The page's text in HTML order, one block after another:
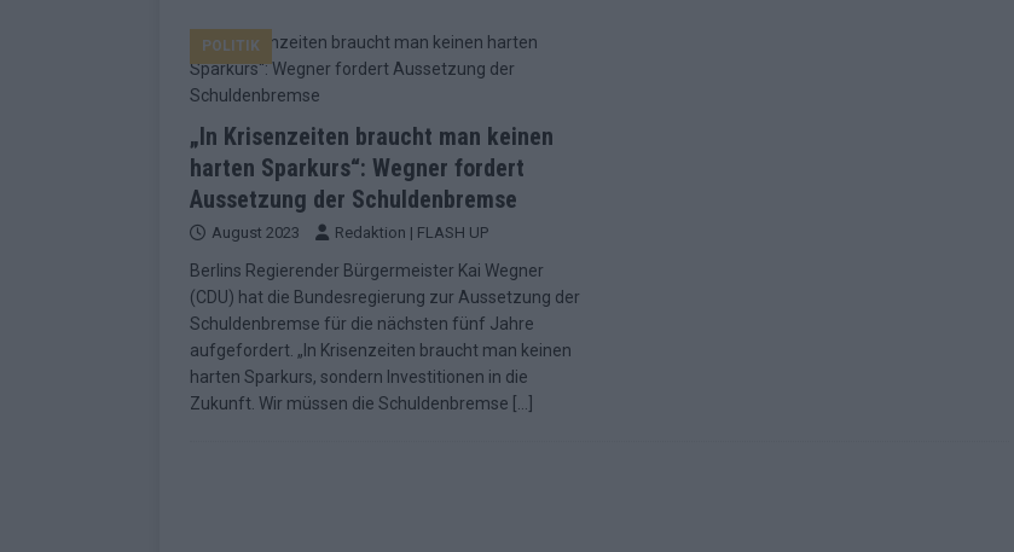
[ Mai 2026 ] ESC-Finale morgen: Finnland Favorit, Australien aufgestiegen – alle 25 Acts im Kurzcheck
KOMMENTAR
[ Mai 2026 ] „Douze Points“ – wie eine Zahl zur Ikone wurde: 70 Jahre ESC-Wertungsgeschichte!
EUROVISION
[ Mai 2026 ]
KOMMENTAR
[ Mai 2026 ] ESC-Halbfinale 2: Das sagen die Wettquoten – vier sicher, sechs zittern, einer chancenlos!
EXTRA
POLITIK
„In Krisenzeiten braucht man keinen
harten Sparkurs“: Wegner fordert
Aussetzung der Schuldenbremse
August 2023 Redaktion | FLASH UP
Berlins Regierender Bürgermeister Kai Wegner
(CDU) hat die Bundesregierung zur Aussetzung der
Schuldenbremse für die nächsten fünf Jahre
aufgefordert. „In Krisenzeiten braucht man keinen
harten Sparkurs, sondern Investitionen in die
Zukunft. Wir müssen die Schuldenbremse